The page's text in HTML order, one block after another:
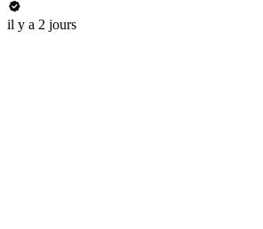
il y a 2 jours